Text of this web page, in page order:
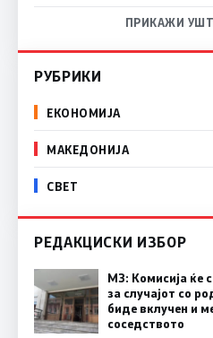
ПРИКАЖИ
РУБРИКИ
ЕКОНОМИЈА
МАКЕДОНИЈА
СВЕТ
РЕДАКЦИСКИ ИЗБОР
МЗ: Комисија ќе
за случајот со
биде вклучен и
соседството